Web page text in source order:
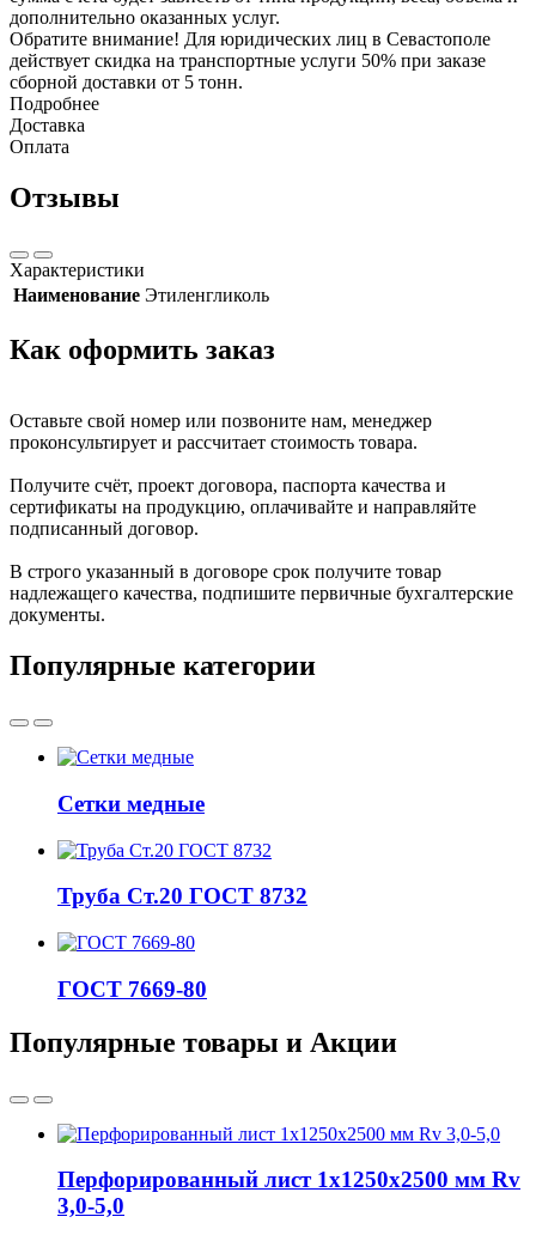
дополнительно оказанных услуг.
Обратите внимание! Для юридических лиц в Севастополе
действует скидка на транспортные услуги 50% при заказе
сборной доставки от 5 тонн.
Подробнее
Доставка
Оплата
Отзывы
Характеристики
Наименование Этиленгликоль
Как оформить заказ
Оставьте свой номер или позвоните нам, менеджер
проконсультирует и рассчитает стоимость товара.
Получите счёт, проект договора, паспорта качества и
сертификаты на продукцию, оплачивайте и направляйте
подписанный договор.
В строго указанный в договоре срок получите товар
надлежащего качества, подпишите первичные бухгалтерские
документы.
Популярные категории
Сетки медные
Труба Ст.20 ГОСТ 8732
ГОСТ 7669-80
Популярные товары и Акции
Перфорированный лист 1х1250x2500 мм Rv
3,0-5,0